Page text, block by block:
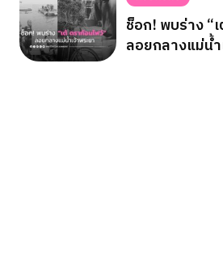
ช็อก! พบร่าง “
ลอยกลางแม่น้ำ